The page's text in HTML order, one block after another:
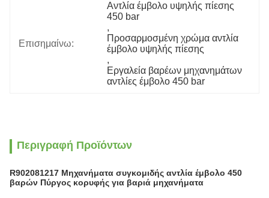
Επισημαίνω:
Αντλία έμβολο υψηλής πίεσης
450 bar
,
Προσαρμοσμένη χρώμα αντλία
έμβολο υψηλής πίεσης
,
Εργαλεία βαρέων μηχανημάτων
αντλίες έμβολο 450 bar
Περιγραφή Προϊόντων
R902081217 Μηχανήματα συγκομιδής αντλία έμβολο 450
βαρών Πύργος κορυφής για βαριά μηχανήματα